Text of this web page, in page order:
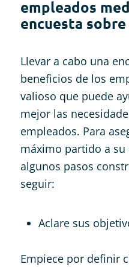
empleados
encuesta
Llevar a cabo una
beneficios de los
valioso que puede
mejor las
empleados. Para
máximo partido a
algunos pasos
seguir:
Aclare sus
Empiece por definir